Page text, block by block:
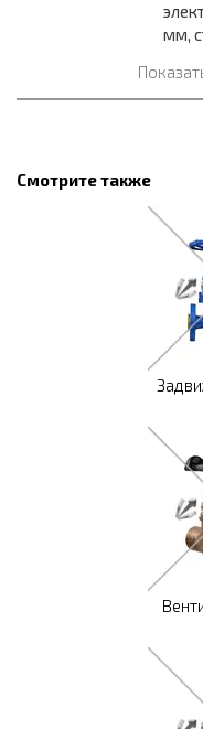
мм,
Смотрите также